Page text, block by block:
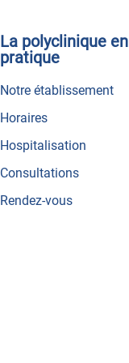
La polyclinique en
pratique
Notre établissement
Horaires
Hospitalisation
Consultations
Rendez-vous